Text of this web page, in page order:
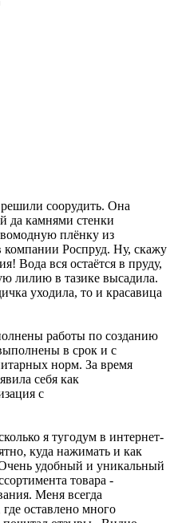
соорудить. Она
да камнями стенки
плёнку из
компании Роспруд. Ну, скажу
Вода вся остаётся в пруду,
лилию в тазике высадила.
уходила, то и красавица
работы по созданию
в срок и с
норм. За время
себя как
с
я тугодум в интернет-
куда нажимать и как
удобный и уникальный
товара -
Меня всегда
оставлено много